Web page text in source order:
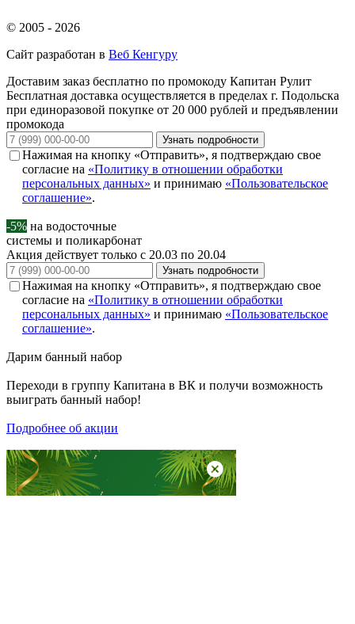
© 2005 - 2026
Сайт разработан в Веб Кенгуру
Доставим заказ бесплатно по промокоду Капитан Рулит
Бесплатная доставка осуществляется в пределах г. Подольска
при единоразовой покупке от 20 000 рублей и предъявлении
промокода
Узнать подробности
Нажимая на кнопку «Отправить», я подтверждаю свое
согласие на «Политику в отношении обработки
персональных данных» и принимаю «Пользовательское
соглашение».
-5% на водосточные
системы и поликарбонат
Акция действует только с 20.03 по 20.04
Узнать подробности
Нажимая на кнопку «Отправить», я подтверждаю свое
согласие на «Политику в отношении обработки
персональных данных» и принимаю «Пользовательское
соглашение».
Дарим банный набор
Переходи в группу Капитана в ВК и получи возможность
выиграть банный набор!
Подробнее об акции